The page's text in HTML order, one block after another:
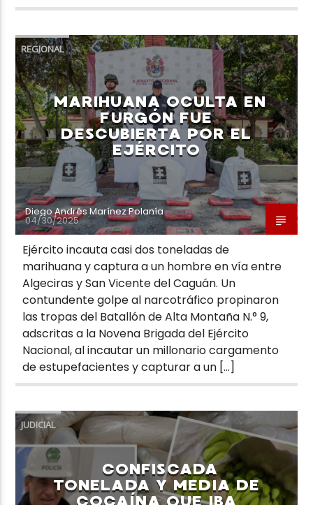
REGIONAL
MARIHUANA OCULTA EN
FURGÓN FUE
DESCUBIERTA POR EL
EJÉRCITO
Diego Andrés Marínez Polanía
04/30/2025
Ejército incauta casi dos toneladas de
marihuana y captura a un hombre en vía entre
Algeciras y San Vicente del Caguán. Un
contundente golpe al narcotráfico propinaron
las tropas del Batallón de Alta Montaña N.° 9,
adscritas a la Novena Brigada del Ejército
Nacional, al incautar un millonario cargamento
de estupefacientes y capturar a un […]
JUDICIAL
CONFISCADA
TONELADA Y MEDIA DE
COCAÍNA QUE IBA